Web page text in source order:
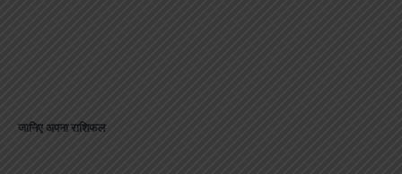
जानिए अपना राशिफल